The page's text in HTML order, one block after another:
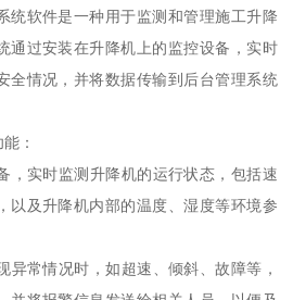
统软件是一种用于监测和管理施工升降
通过安装在升降机上的监控设备，实时
全情况，并将数据传输到后台管理系统
：
，实时监测升降机的运行状态，包括速
以及升降机内部的温度、湿度等环境参
异常情况时，如超速、倾斜、故障等，